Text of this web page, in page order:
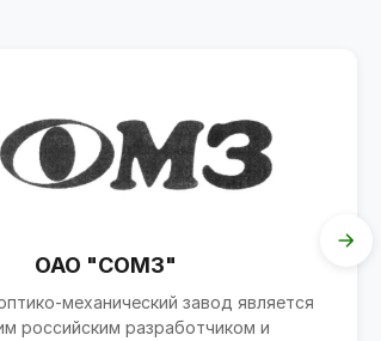
ОАО "СОМЗ"
механический завод является
российским разработчиком и